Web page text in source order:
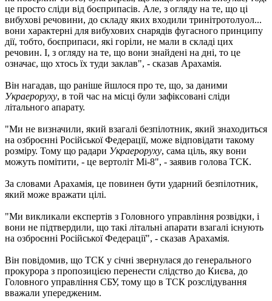
це просто сліди від боєприпасів. Але, з огляду на те, що ці
вибухові речовини, до складу яких входили тринітротолуол...
вони характерні для вибухових снарядів фугасного принципу
дії, тобто, боєприпаси, які горіли, не мали в складі цих
речовин. І, з огляду на те, що вони знайдені на дні, то це
означає, що хтось їх туди заклав", - сказав Арахамія.
Він нагадав, що раніше йшлося про те, що, за даними
Украероруху, в той час на місці були зафіксовані сліди
літального апарату.
"Ми не визначили, який взагалі безпілотник, який знаходиться
на озброєнні Російської Федерації, може відповідати такому
розміру. Тому що радари Украероруху, сама ціль, яку вони
можуть помітити, - це вертоліт Мі-8", - заявив голова ТСК.
За словами Арахамія, це повинен бути ударний безпілотник,
який може вражати цілі.
"Ми викликали експертів з Головного управління розвідки, і
вони не підтвердили, що такі літальні апарати взагалі існують
на озброєнні Російської Федерації", - сказав Арахамія.
Він повідомив, що ТСК у січні звернулася до генерального
прокурора з пропозицією перенести слідство до Києва, до
Головного управління СБУ, тому що в ТСК розслідування
вважали упередженим.